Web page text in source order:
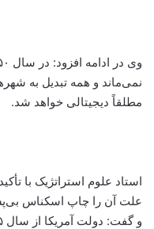
نمی‌ماند و همه تبدیل به
مطلقاً دیجیتالی خواهد شد.
استاد علوم استراتژیک با
علت آن را چاپ اسکناس